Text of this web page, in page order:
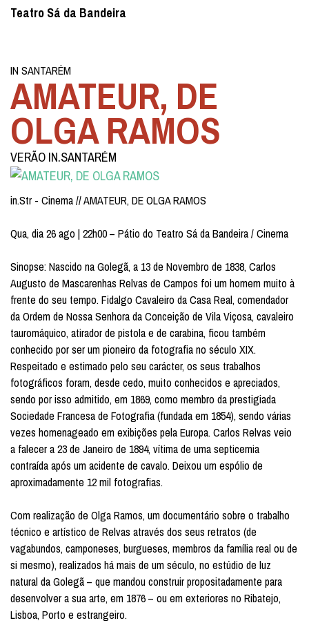
Teatro Sá da Bandeira
IN SANTARÉM
AMATEUR, DE
OLGA RAMOS
VERÃO IN.SANTARÉM
in.Str - Cinema // AMATEUR, DE OLGA RAMOS
Qua, dia 26 ago | 22h00 – Pátio do Teatro Sá da Bandeira / Cinema
Sinopse: Nascido na Golegã, a 13 de Novembro de 1838, Carlos
Augusto de Mascarenhas Relvas de Campos foi um homem muito à
frente do seu tempo. Fidalgo Cavaleiro da Casa Real, comendador
da Ordem de Nossa Senhora da Conceição de Vila Viçosa, cavaleiro
tauromáquico, atirador de pistola e de carabina, ficou também
conhecido por ser um pioneiro da fotografia no século XIX.
Respeitado e estimado pelo seu carácter, os seus trabalhos
fotográficos foram, desde cedo, muito conhecidos e apreciados,
sendo por isso admitido, em 1869, como membro da prestigiada
Sociedade Francesa de Fotografia (fundada em 1854), sendo várias
vezes homenageado em exibições pela Europa. Carlos Relvas veio
a falecer a 23 de Janeiro de 1894, vítima de uma septicemia
contraída após um acidente de cavalo. Deixou um espólio de
aproximadamente 12 mil fotografias.
Com realização de Olga Ramos, um documentário sobre o trabalho
técnico e artístico de Relvas através dos seus retratos (de
vagabundos, camponeses, burgueses, membros da família real ou de
si mesmo), realizados há mais de um século, no estúdio de luz
natural da Golegã – que mandou construir propositadamente para
desenvolver a sua arte, em 1876 – ou em exteriores no Ribatejo,
Lisboa, Porto e estrangeiro.